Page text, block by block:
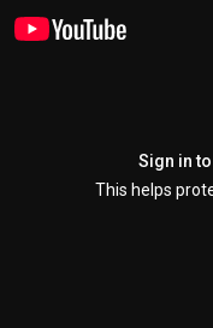
Sign in
This helps